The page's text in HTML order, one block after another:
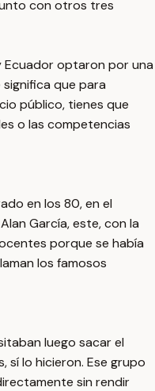
con otros tres
Ecuador optaron por una
que para
público, tienes que
o las competencias
en los 80, en el
García, este, con la
porque se había
los famosos
luego sacar el
sí lo hicieron. Ese grupo
sin rendir